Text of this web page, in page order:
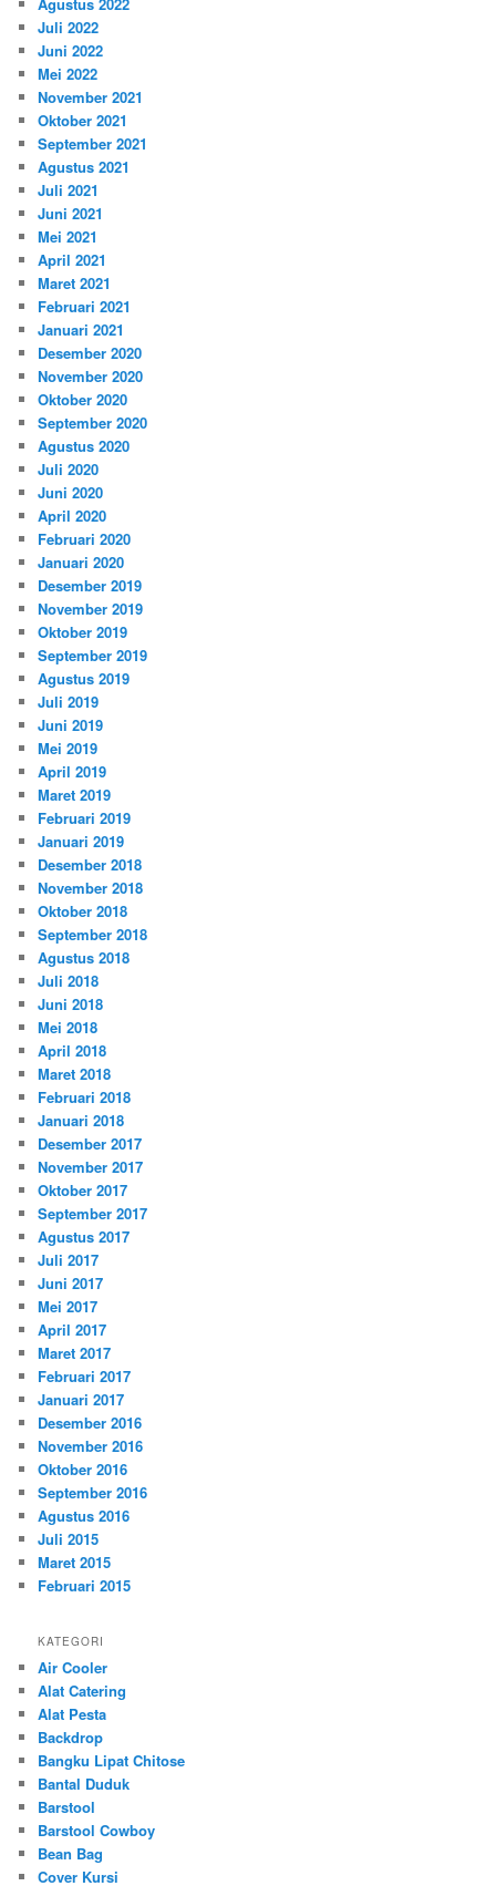
Agustus 2022
Juli 2022
Juni 2022
Mei 2022
November 2021
Oktober 2021
September 2021
Agustus 2021
Juli 2021
Juni 2021
Mei 2021
April 2021
Maret 2021
Februari 2021
Januari 2021
Desember 2020
November 2020
Oktober 2020
September 2020
Agustus 2020
Juli 2020
Juni 2020
April 2020
Februari 2020
Januari 2020
Desember 2019
November 2019
Oktober 2019
September 2019
Agustus 2019
Juli 2019
Juni 2019
Mei 2019
April 2019
Maret 2019
Februari 2019
Januari 2019
Desember 2018
November 2018
Oktober 2018
September 2018
Agustus 2018
Juli 2018
Juni 2018
Mei 2018
April 2018
Maret 2018
Februari 2018
Januari 2018
Desember 2017
November 2017
Oktober 2017
September 2017
Agustus 2017
Juli 2017
Juni 2017
Mei 2017
April 2017
Maret 2017
Februari 2017
Januari 2017
Desember 2016
November 2016
Oktober 2016
September 2016
Agustus 2016
Juli 2015
Maret 2015
Februari 2015
KATEGORI
Air Cooler
Alat Catering
Alat Pesta
Backdrop
Bangku Lipat Chitose
Bantal Duduk
Barstool
Barstool Cowboy
Bean Bag
Cover Kursi